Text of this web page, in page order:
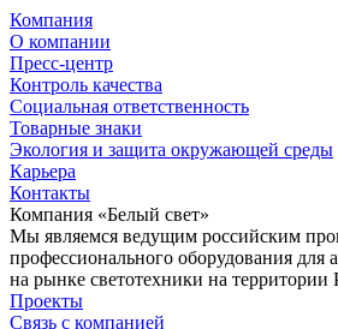
Компания
О компании
Пресс-центр
Контроль качества
Социальная ответственность
Товарные знаки
Экология и защита окружающей среды
Карьера
Контакты
Компания «Белый свет»
Мы являемся ведущим российским
профессионального оборудования для
на рынке светотехники на
Проекты
Связь с компанией